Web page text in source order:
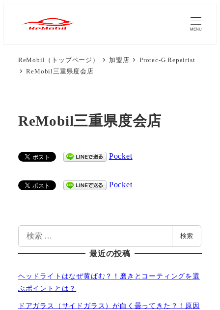
MENU
ReMobil（トップページ） 加盟店
Protec-G Repairist
ReMobil三重県度会店
ReMobil三重県度会店
Pocket
Pocket
検索
最近の投稿
ヘッドライトはなぜ黄ばむ？！磨きとコーティングを選
ぶポイントとは？
ドアガラス（サイドガラス）が白く曇ってきた？！原因